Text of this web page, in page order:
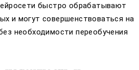
быстро обрабатывают
и могут совершенствоваться на
необходимости переобучения